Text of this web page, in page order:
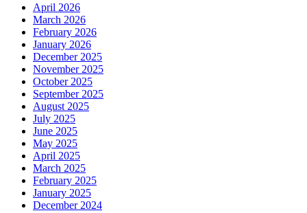
April 2026
March 2026
February 2026
January 2026
December 2025
November 2025
October 2025
September 2025
August 2025
July 2025
June 2025
May 2025
April 2025
March 2025
February 2025
January 2025
December 2024